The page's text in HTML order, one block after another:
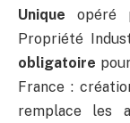
Unique opéré
Propriété
obligatoire
France :
remplace les